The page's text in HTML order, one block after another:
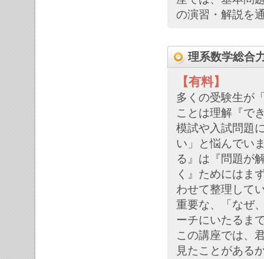
の演習・解説を
理系数学総合
【有料】
多くの受験生が
ことは理解『で
模試や入試問題
い」と悩んでい
る』は『問題が
く』ためにはま
わせて整理して
重要な、「なぜ
ーチにいたるま
この講座では、
見たことがある